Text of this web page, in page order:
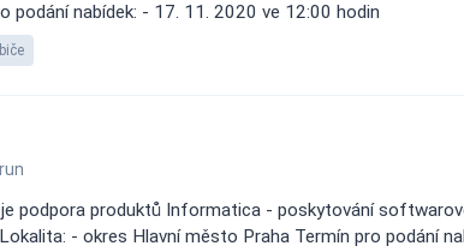
podání nabídek: - 17. 11. 2020 ve 12:00 hodin
podpora produktů Informatica - poskytování
- okres Hlavní město Praha Termín pro podání